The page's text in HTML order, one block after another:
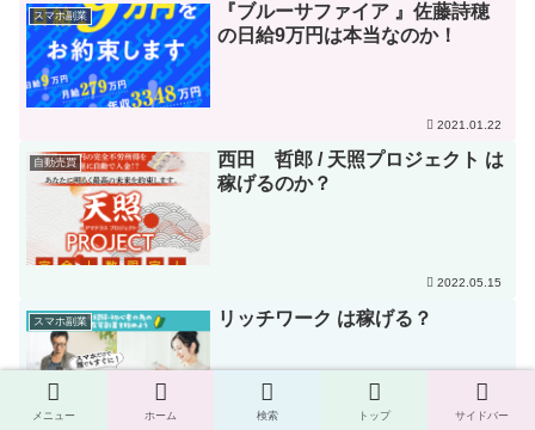
スマホ副業
『ブルーサファイア 』佐藤詩穂
の日給9万円は本当なのか！
2021.01.22
自動売買
西田 哲郎 / 天照プロジェクト は
稼げるのか？
2022.05.15
スマホ副業 リッチワーク は稼げる？
メニュー ホーム 検索 トップ サイドバー